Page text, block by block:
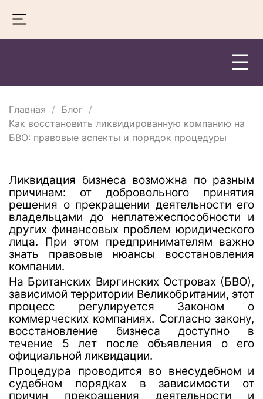
☰
Главная
Блог
Как восстановить ликвидированную компанию на
БВО: правовые аспекты и порядок процедуры
Ликвидация бизнеса возможна по разным
причинам: от добровольного принятия
решения о прекращении деятельности его
владельцами до неплатежеспособности и
других финансовых проблем юридического
лица. При этом предпринимателям важно
знать правовые нюансы восстановления
компании.
На Британских Виргинских Островах (БВО),
зависимой территории Великобритании, этот
процесс регулируется Законом о
коммерческих компаниях. Согласно закону,
восстановление бизнеса доступно в
течение 5 лет после объявления о его
официальной ликвидации.
Процедура проводится во внесудебном и
судебном порядках в зависимости от
причин прекращения деятельности и